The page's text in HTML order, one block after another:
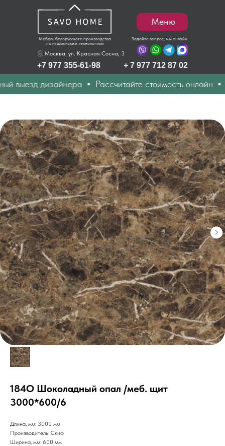
Мебель белорусского производства
по итальянским технологиям
+7 977 355-61-98
Задайте вопрос, мы онлайн
Москва, ул. Красная Сосна, 3
+ 7 977 712 87 02
Меню
дизайнера Рассчитайте стоимость онлайн
184О Шоколадный опал /меб. щит
3000*600/6
Длина, мм: 3000 мм
Производитель: Скиф
Ширина, мм: 600 мм